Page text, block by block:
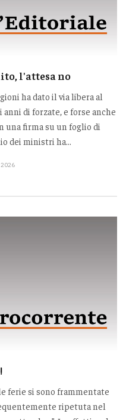
l'attesa no
ha dato il via libera al
di forzate, e forse anche
una firma su un foglio di
dei ministri ha...
2026
ferie si sono frammentate
ripetuta nel